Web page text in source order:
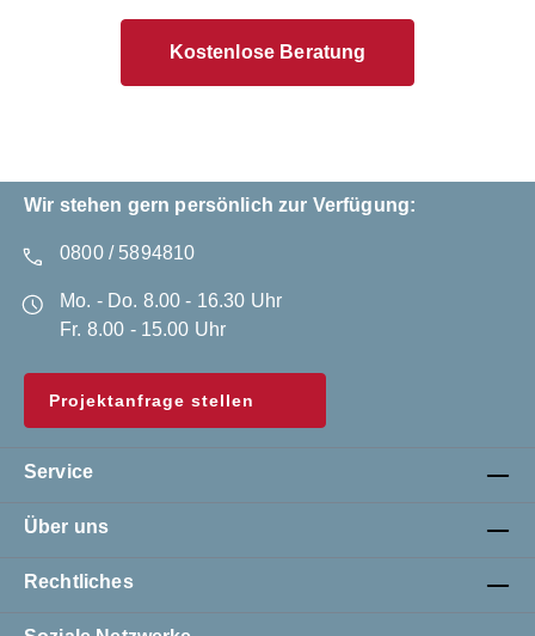
Kostenlose Beratung
Wir stehen gern persönlich zur Verfügung:
0800 / 5894810
Mo. - Do. 8.00 - 16.30 Uhr
Fr. 8.00 - 15.00 Uhr
Projektanfrage stellen
Service
Über uns
Rechtliches